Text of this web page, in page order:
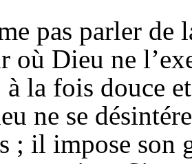
pas parler
où Dieu ne
à la fois douce
ne se
; il impose son